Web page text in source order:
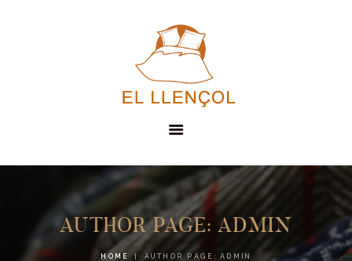
AUTHOR PAGE: ADMIN
HOME AUTHOR PAGE: ADMIN
EL LLENÇOL
SERVEIS
PRODUCTES